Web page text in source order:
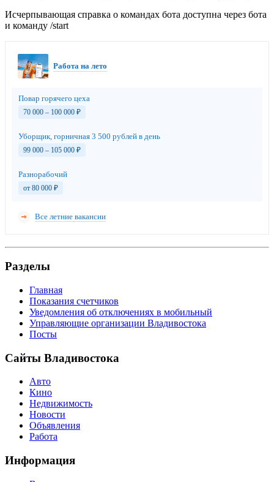
Исчерпывающая справка о командах бота доступна через бота
и команду /start
Работа на лето
Повар горячего цеха
70 000 – 100 000 ₽
Уборщик, горничная 3 500 рублей в день
99 000 – 105 000 ₽
Разнорабочий
от 80 000 ₽
Все летние вакансии
Разделы
Главная
Показания счетчиков
Уведомления об отключениях в мобильный
Управляющие организации Владивостока
Посты
Сайты Владивостока
Авто
Кино
Недвижимость
Новости
Объявления
Работа
Информация